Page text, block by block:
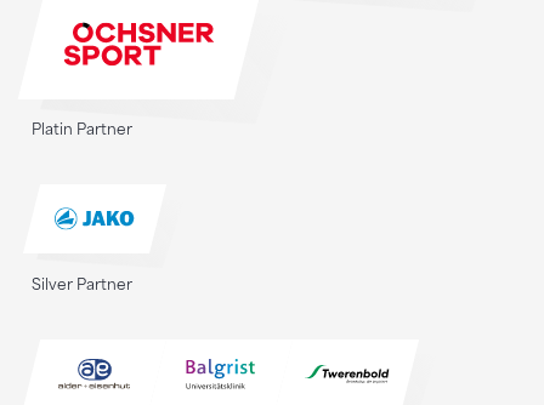
Platin Partner
Silver Partner